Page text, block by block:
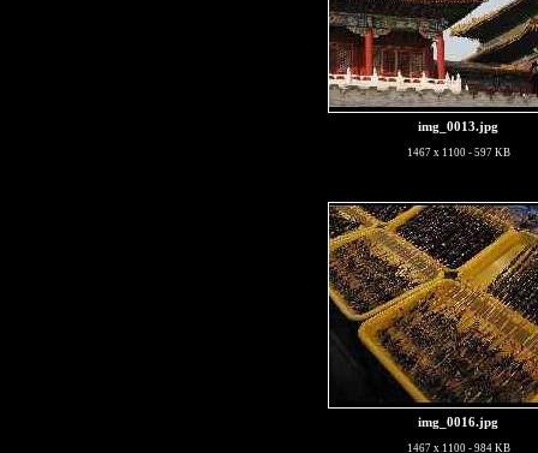
img_0013.jpg
1467 x 1100 - 597 KB
img_0016.jpg
1467 x 1100 - 984 KB